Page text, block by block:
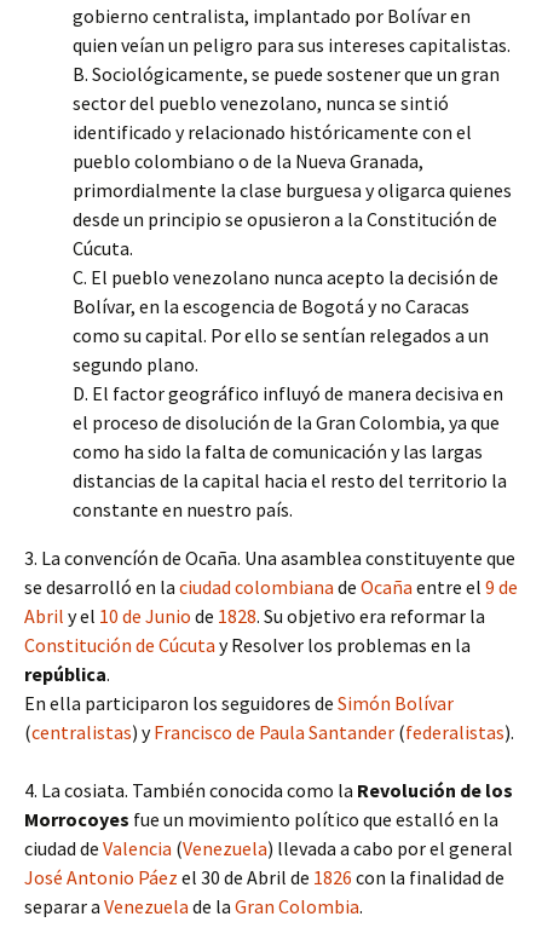
gobierno centralista, implantado por Bolívar en
quien veían un peligro para sus intereses capitalistas.
B. Sociológicamente, se puede sostener que un gran
sector del pueblo venezolano, nunca se sintió
identificado y relacionado históricamente con el
pueblo colombiano o de la Nueva Granada,
primordialmente la clase burguesa y oligarca quienes
desde un principio se opusieron a la Constitución de
Cúcuta.
C. El pueblo venezolano nunca acepto la decisión de
Bolívar, en la escogencia de Bogotá y no Caracas
como su capital. Por ello se sentían relegados a un
segundo plano.
D. El factor geográfico influyó de manera decisiva en
el proceso de disolución de la Gran Colombia, ya que
como ha sido la falta de comunicación y las largas
distancias de la capital hacia el resto del territorio la
constante en nuestro país.
3. La convencíón de Ocaña. Una asamblea constituyente que
se desarrolló en la ciudad colombiana de Ocaña entre el 9 de
Abril y el 10 de Junio de 1828. Su objetivo era reformar la
Constitución de Cúcuta y Resolver los problemas en la
república.
En ella participaron los seguidores de Simón Bolívar
(centralistas) yFrancisco de Paula Santander (federalistas).
4. La cosiata. También conocida como la Revolución de los
Morrocoyes fue un movimiento político que estalló en la
ciudad de Valencia (Venezuela) llevada a cabo por el general
José Antonio Páez el 30 de Abril de 1826 con la finalidad de
separar a Venezuela de la Gran Colombia.